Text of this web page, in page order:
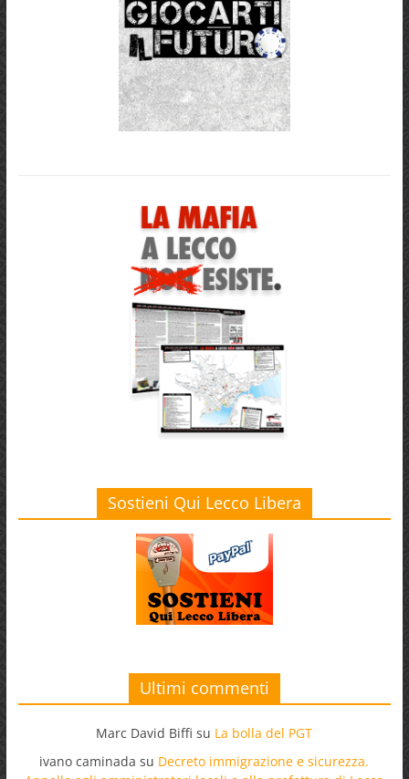
Sostieni Qui Lecco Libera
Ultimi commenti
Marc David Biffi su La bolla del PGT
ivano caminada su Decreto immigrazione e sicurezza.